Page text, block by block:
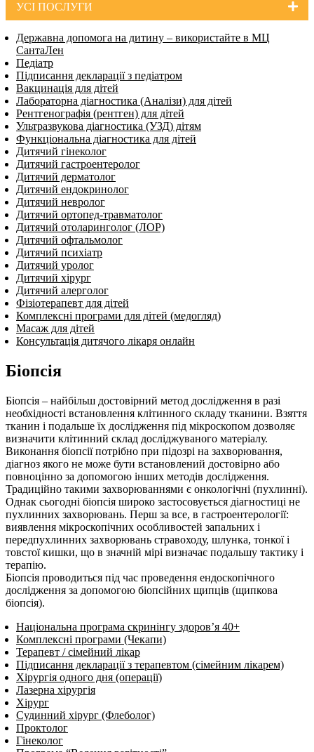
УСI ПОСЛУГИ
Державна допомога на дитину – використайте в МЦ
СантаЛен
Педіатр
Підписання декларації з педіатром
Вакцинація для дітей
Лабораторна діагностика (Аналізи) для дітей
Рентгенографія (рентген) для дітей
Ультразвукова діагностика (УЗД) дітям
Функціональна діагностика для дітей
Дитячий гінеколог
Дитячий гастроентеролог
Дитячий дерматолог
Дитячий ендокринолог
Дитячий нев­ро­лог
Дитячий ортопед-травматолог
Дитячий отоларинголог (ЛОР)
Дитячий офтальмолог
Дитячий психіатр
Дитячий уролог
Дитячий хірург
Дитячий алерголог
Фізіотерапевт для дітей
Комплексні програми для дітей (медогляд)
Масаж для дітей
Консультація дитячого лікаря онлайн
Біопсія
Біопсія – найбільш достовірний метод дослідження в разі
необхідності встановлення клітинного складу тканини. Взяття
тканин і подальше їх дослідження під мікроскопом дозволяє
визначити клітинний склад досліджуваного матеріалу.
Виконання біопсії потрібно при підозрі на захворювання,
діагноз якого не може бути встановлений достовірно або
повноцінно за допомогою інших методів дослідження.
Традиційно такими захворюваннями є онкологічні (пухлинні).
Однак сьогодні біопсія широко застосовується діагностиці не
пухлинних захворювань. Перш за все, в гастроентерології:
виявлення мікроскопічних особливостей запальних і
передпухлинних захворювань стравоходу, шлунка, тонкої і
товстої кишки, що в значній мірі визначає подальшу тактику і
терапію.
Біопсія проводиться під час проведення ендоскопічного
дослідження за допомогою біопсійних щипців (щипкова
біопсія).
Національна програма скринінгу здоров’я 40+
Комплексні програми (Чекапи)
Терапевт / сімейний лікар
Підписання декларації з терапевтом (сімейним лікарем)
Хірургія одного дня (операції)
Лазерна хірургія
Хірург
Судинний хірург (Флеболог)
Проктолог
Гінеколог